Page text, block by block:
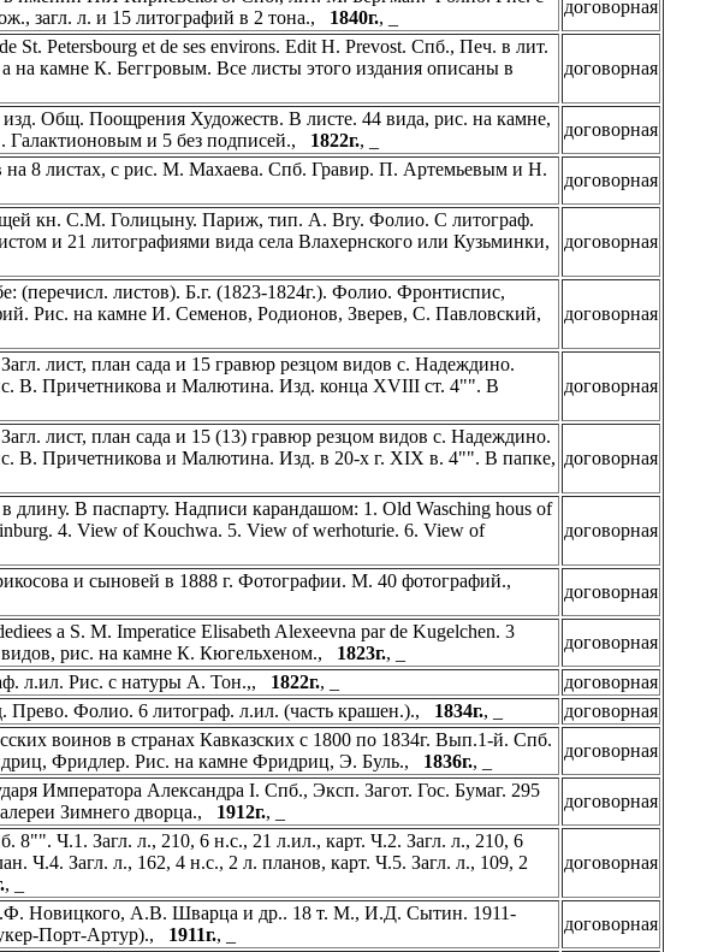
загл. л. и 15 литографий в 2 тона., 1840г., _
договорная
St. Petersbourg et de ses environs. Edit H. Prevost. Спб., Печ. в лит.
камне К. Беггровым. Все листы этого издания описаны в
договорная
Общ. Поощрения Художеств. В листе. 44 вида, рис. на камне,
Галактионовым и 5 без подписей., 1822г., _
договорная
на 8 листах, с рис. М. Махаева. Спб. Гравир. П. Артемьевым и Н.
договорная
кн. С.М. Голицыну. Париж, тип. A. Bry. Фолио. С литограф.
и 21 литографиями вида села Влахернского или Кузьминки,
договорная
(перечисл. листов). Б.г. (1823-1824г.). Фолио. Фронтиспис,
Рис. на камне И. Семенов, Родионов, Зверев, С. Павловский,
договорная
лист, план сада и 15 гравюр резцом видов с. Надеждино.
В. Причетникова и Малютина. Изд. конца XVIII ст. 4"". В
договорная
лист, план сада и 15 (13) гравюр резцом видов с. Надеждино.
В. Причетникова и Малютина. Изд. в 20-х г. XIX в. 4"". В папке, договорная
В паспарту. Надписи карандашом: 1. Old Wasching hous of
4. View of Kouchwa. 5. View of werhoturie. 6. View of
договорная
и сыновей в 1888 г. Фотографии. М. 40 фотографий.,
договорная
a S. M. Imperatice Elisabeth Alexeevna par de Kugelchen. 3
рис. на камне К. Кюгельхеном., 1823г., _
договорная
л.ил. Рис. с натуры А. Тон.,, 1822г., _
договорная
Фолио. 6 литограф. л.ил. (часть крашен.)., 1834г., _
договорная
воинов в странах Кавказских с 1800 по 1834г. Вып.1-й. Спб.
Фридлер. Рис. на камне Фридриц, Э. Буль., 1836г., _
договорная
Императора Александра I. Спб., Эксп. Загот. Гос. Бумаг. 295
Зимнего дворца., 1912г., _
договорная
8"". Ч.1. Загл. л., 210, 6 н.с., 21 л.ил., карт. Ч.2. Загл. л., 210, 6
Ч.4. Загл. л., 162, 4 н.с., 2 л. планов, карт. Ч.5. Загл. л., 109, 2
, _
договорная
Новицкого, А.В. Шварца и др.. 18 т. М., И.Д. Сытин. 1911-
Порт-Артур)., 1911г., _
договорная